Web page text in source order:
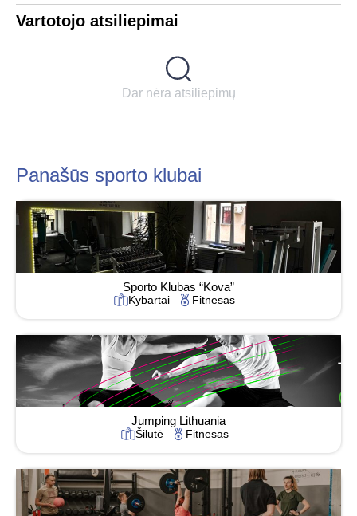
Vartotojo atsiliepimai
Dar nėra atsiliepimų
Panašūs sporto klubai
Sporto Klubas “Kova”
Kybartai Fitnesas
Jumping Lithuania
Šilutė Fitnesas